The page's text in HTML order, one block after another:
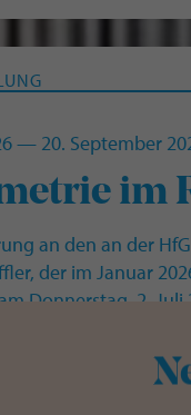
— 20. September
im
an den an der
der im Januar
Donnerstag, 2. Juli
im Raum“